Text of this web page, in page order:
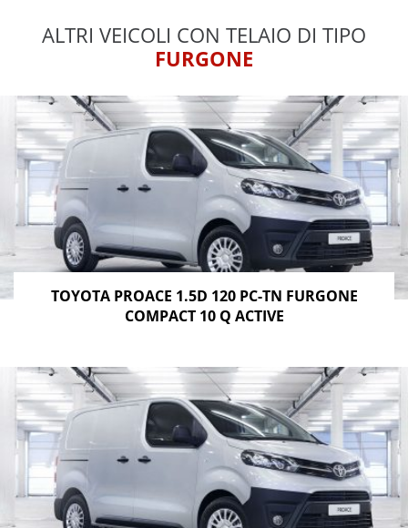
ALTRI VEICOLI CON TELAIO DI TIPO
FURGONE
TOYOTA PROACE 1.5D 120 PC-TN FURGONE
COMPACT 10 Q ACTIVE